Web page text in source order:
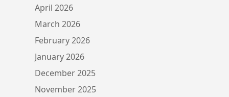
April 2026
March 2026
February 2026
January 2026
December 2025
November 2025